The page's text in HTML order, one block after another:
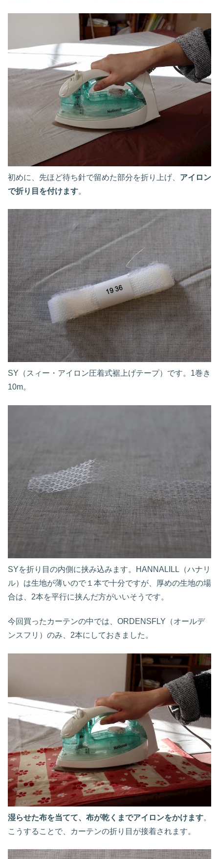
初めに、先ほど待ち針で留めた部分を折り上げ、 アイロン
で折り目を付けます。
SY（スィー・アイロン圧着式裾上げテープ）です。1巻き
10m。
SYを折り目の内側に挟み込みます。HANNALILL（ハナリ
ル）は生地が薄いので１本で十分ですが、厚めの生地の場
合は、2本を平行に挟んだ方がいいそうです。
今回買ったカーテンの中では、ORDENSFLY（オールデ
ンスフリ）のみ、2本にしておきました。
湿らせた布を当てて、布が乾くまでアイロンをかけます。
こうすることで、カーテンの折り目が接着されます。